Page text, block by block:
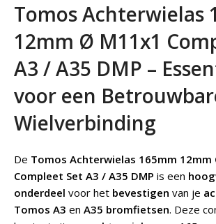
Tomos Achterwielas
12mm Ø M11x1
A3 / A35 DMP –
voor een
Wielverbinding
De Tomos Achterwielas 165mm 12mm
Compleet Set A3 / A35 DMP is een
onderdeel voor het bevestigen van je
Tomos A3 en A35 bromfietsen. Deze